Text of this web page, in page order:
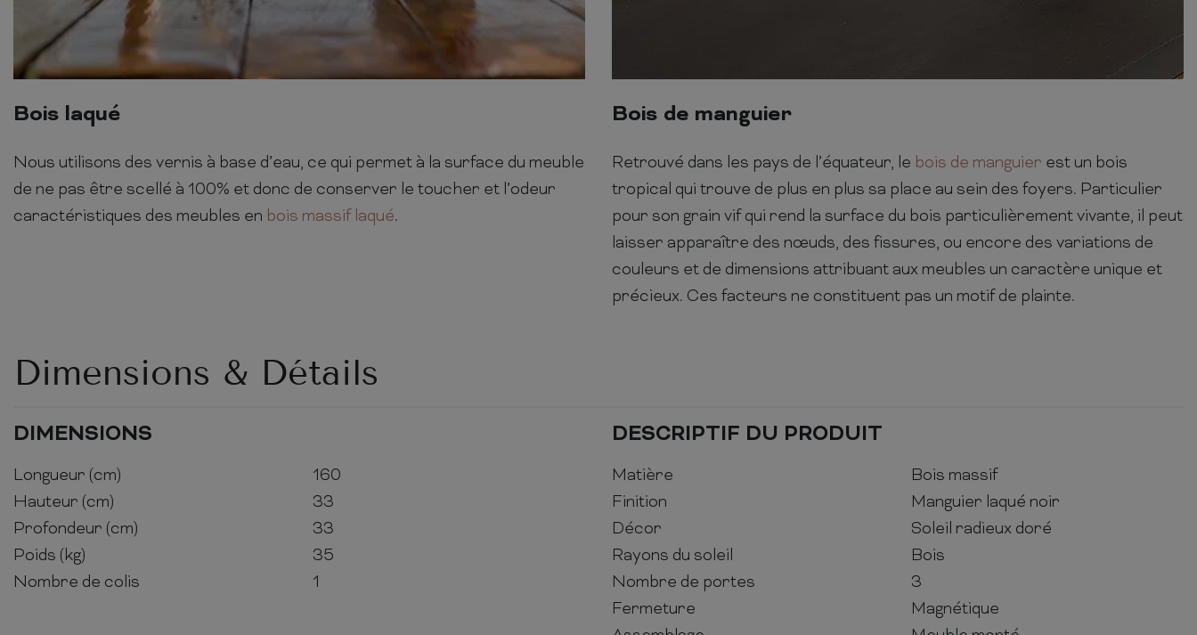
Bois laqué
Nous utilisons des vernis à base d’eau, ce qui permet à la surface du meuble
de ne pas être scellé à 100% et donc de conserver le toucher et l’odeur
caractéristiques des meubles en bois massif laqué.
Bois de manguier
Retrouvé dans les pays de l’équateur, le bois de manguier est un bois
tropical qui trouve de plus en plus sa place au sein des foyers. Particulier
pour son grain vif qui rend la surface du bois particulièrement vivante, il peut
laisser apparaître des nœuds, des fissures, ou encore des variations de
couleurs et de dimensions attribuant aux meubles un caractère unique et
précieux. Ces facteurs ne constituent pas un motif de plainte.
Dimensions & Détails
DIMENSIONS
Longueur (cm)
160
Hauteur (cm)
33
Profondeur (cm)
33
Poids (kg)
35
Nombre de colis
1
DESCRIPTIF DU PRODUIT
Matière
Bois massif
Finition
Manguier laqué noir
Décor
Soleil radieux doré
Rayons du soleil
Bois
Nombre de portes
3
Fermeture
Magnétique